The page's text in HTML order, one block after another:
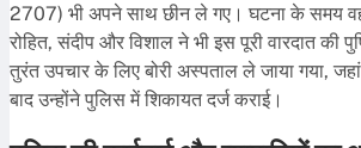
2707) भी अपने साथ छीन ले गए। घटना के समय वहां
रोहित, संदीप और विशाल ने भी इस पूरी वारदात की
तुरंत उपचार के लिए बोरी अस्पताल ले जाया गया,
बाद उन्होंने पुलिस में शिकायत दर्ज कराई।